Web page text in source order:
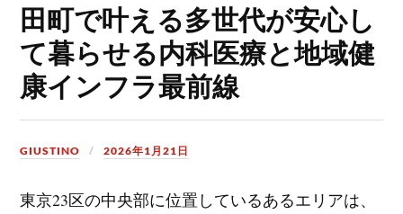
田町で叶える多世代が安心し
て暮らせる内科医療と地域健
康インフラ最前線
GIUSTINO 2026年1月21日
東京23区の中央部に位置しているあるエリアは、